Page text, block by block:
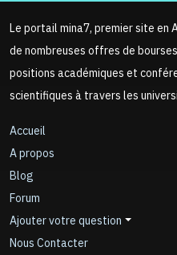
Le portail mina7, premier site en
de nombreuses offres de
positions académiques et
scientifiques à travers les
Accueil
A propos
Blog
Forum
Ajouter votre question
Nous Contacter